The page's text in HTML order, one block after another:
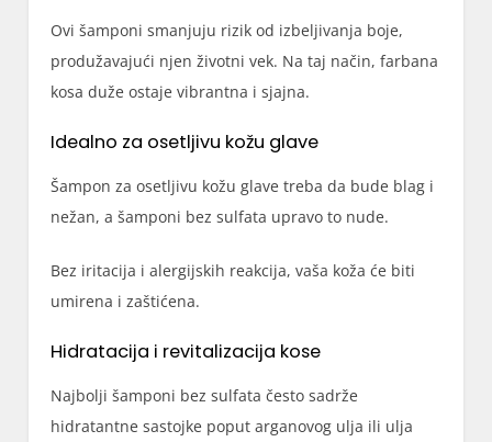
Ovi šamponi smanjuju rizik od izbeljivanja boje,
produžavajući njen životni vek. Na taj način, farbana
kosa duže ostaje vibrantna i sjajna.
Idealno za osetljivu kožu glave
Šampon za osetljivu kožu glave treba da bude blag i
nežan, a šamponi bez sulfata upravo to nude.
Bez iritacija i alergijskih reakcija, vaša koža će biti
umirena i zaštićena.
Hidratacija i revitalizacija kose
Najbolji šamponi bez sulfata često sadrže
hidratantne sastojke poput arganovog ulja ili ulja